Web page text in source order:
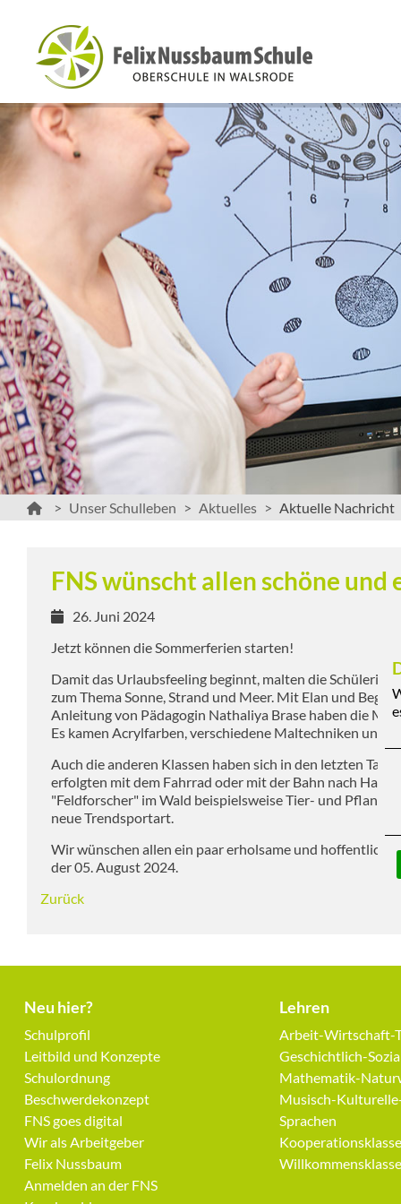
Unser Schulleben Aktuelles Aktuelle Nachricht
FNS wünscht allen schöne
26. Juni 2024
Jetzt können die Sommerferien starten!
Damit das Urlaubsfeeling beginnt, malten die
zum Thema Sonne, Strand und Meer. Mit Elan und
Anleitung von Pädagogin Nathaliya Brase haben die
Es kamen Acrylfarben, verschiedene Maltechniken und
Auch die anderen Klassen haben sich in den letzten
erfolgten mit dem Fahrrad oder mit der Bahn nach
"Feldforscher" im Wald beispielsweise Tier- und
neue Trendsportart.
Wir wünschen allen ein paar erholsame und hoffentlich
der 05. August 2024.
Zurück
Neu hier?
Navigation
überspringen
Schulprofil
Leitbild und Konzepte
Schulordnung
Beschwerdekonzept
FNS goes digital
Wir als Arbeitgeber
Felix Nussbaum
Anmelden an der FNS
Lehren
Navigation
überspringen
Arbeit-Wirtschaft-
Geschichtlich-
Mathematik-
Musisch-
Sprachen
Kooperationsklasse